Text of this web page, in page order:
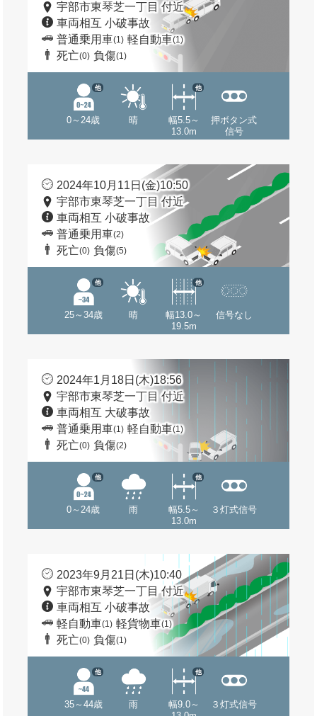
宇部市東琴芝一丁目 付近
車両相互 小破事故
普通乗用車(1) 軽自動車(1)
死亡(0) 負傷(1)
0～24歳
他
晴
幅5.5～
13.0m
他
押ボタン式
信号
2024年10月11日(金)10:50
宇部市東琴芝一丁目 付近
車両相互 小破事故
普通乗用車(2)
死亡(0) 負傷(5)
25～34歳
他
晴
幅13.0～
19.5m
他
信号なし
2024年1月18日(木)18:56
宇部市東琴芝一丁目 付近
車両相互 大破事故
普通乗用車(1) 軽自動車(1)
死亡(0) 負傷(2)
0～24歳
他
雨
幅5.5～
13.0m
他
３灯式信号
2023年9月21日(木)10:40
宇部市東琴芝一丁目 付近
車両相互 小破事故
軽自動車(1) 軽貨物車(1)
死亡(0) 負傷(1)
35～44歳
他
雨
幅9.0～
他
３灯式信号